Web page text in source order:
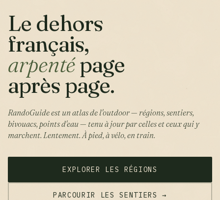
Le dehors
français,
arpentépage
après page.
RandoGuide est un atlas de l'outdoor — régions, sentiers,
bivouacs, points d'eau — tenu à jour par celles et ceux qui y
marchent. Lentement. À pied, à vélo, en train.
EXPLORER LES RÉGIONS
PARCOURIR LES SENTIERS →